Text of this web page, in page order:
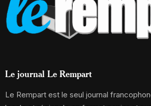
Le journal Le Rempart
Le Rempart est le seul journal